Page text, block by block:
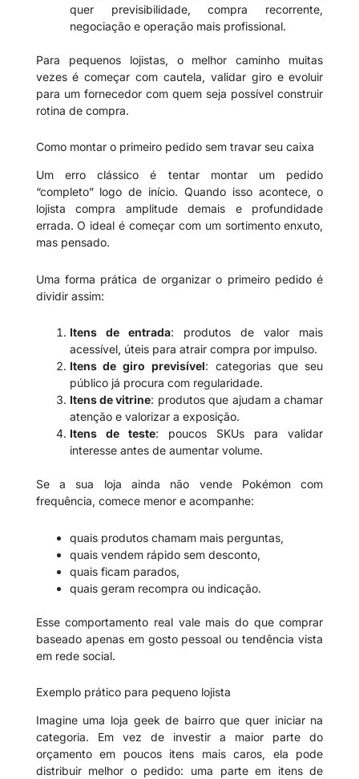
quer previsibilidade, compra recorrente,
negociação e operação mais profissional.
Para pequenos lojistas, o melhor caminho muitas
vezes é começar com cautela, validar giro e evoluir
para um fornecedor com quem seja possível construir
rotina de compra.
Como montar o primeiro pedido sem travar seu caixa
Um erro clássico é tentar montar um pedido
“completo” logo de início. Quando isso acontece, o
lojista compra amplitude demais e profundidade
errada. O ideal é começar com um sortimento enxuto,
mas pensado.
Uma forma prática de organizar o primeiro pedido é
dividir assim:
Itens de entrada: produtos de valor mais
acessível, úteis para atrair compra por impulso.
Itens de giro previsível: categorias que seu
público já procura com regularidade.
Itens de vitrine: produtos que ajudam a chamar
atenção e valorizar a exposição.
Itens de teste: poucos SKUs para validar
interesse antes de aumentar volume.
Se a sua loja ainda não vende Pokémon com
frequência, comece menor e acompanhe:
quais produtos chamam mais perguntas,
quais vendem rápido sem desconto,
quais ficam parados,
quais geram recompra ou indicação.
Esse comportamento real vale mais do que comprar
baseado apenas em gosto pessoal ou tendência vista
em rede social.
Exemplo prático para pequeno lojista
Imagine uma loja geek de bairro que quer iniciar na
categoria. Em vez de investir a maior parte do
orçamento em poucos itens mais caros, ela pode
distribuir melhor o pedido: uma parte em itens de